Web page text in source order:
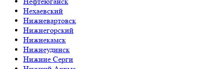
Нехаевский
Нижневартовск
Нижнегорский
Нижнекамск
Нижнеудинск
Нижние Серги